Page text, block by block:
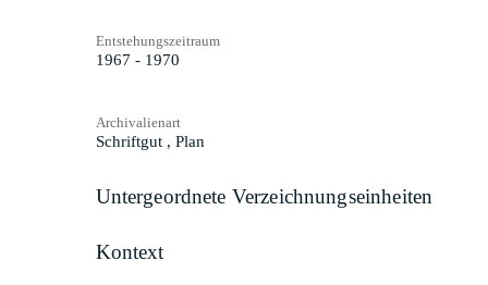
Entstehungszeitraum
1967 - 1970
Archivalienart
Schriftgut , Plan
Untergeordnete Verzeichnungseinheiten
Kontext